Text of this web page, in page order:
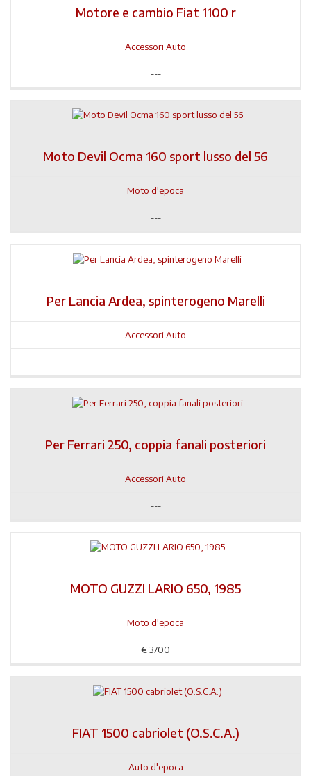
Motore e cambio Fiat 1100 r
Accessori Auto
---
Moto Devil Ocma 160 sport lusso del 56
Moto d'epoca
---
Per Lancia Ardea, spinterogeno Marelli
Accessori Auto
---
Per Ferrari 250, coppia fanali posteriori
Accessori Auto
---
MOTO GUZZI LARIO 650, 1985
Moto d'epoca
€3700
FIAT 1500 cabriolet (O.S.C.A.)
Auto d'epoca